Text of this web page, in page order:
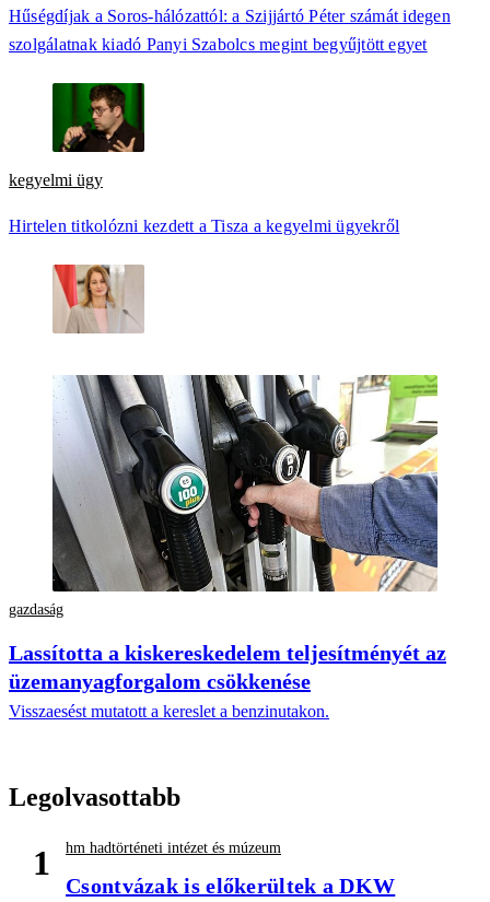
Hűségdíjak a Soros-hálózattól: a Szijjártó Péter számát idegen
szolgálatnak kiadó Panyi Szabolcs megint begyűjtött egyet
kegyelmi ügy
Hirtelen titkolózni kezdett a Tisza a kegyelmi ügyekről
gazdaság
Lassította a kiskereskedelem teljesítményét az
üzemanyagforgalom csökkenése
Visszaesést mutatott a kereslet a benzinutakon.
Legolvasottabb
1 hm hadtörténeti intézet és múzeum
Csontvázak is előkerültek a DKW